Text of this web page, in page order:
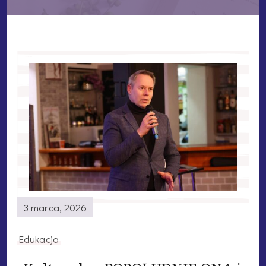
3 marca, 2026
Edukacja